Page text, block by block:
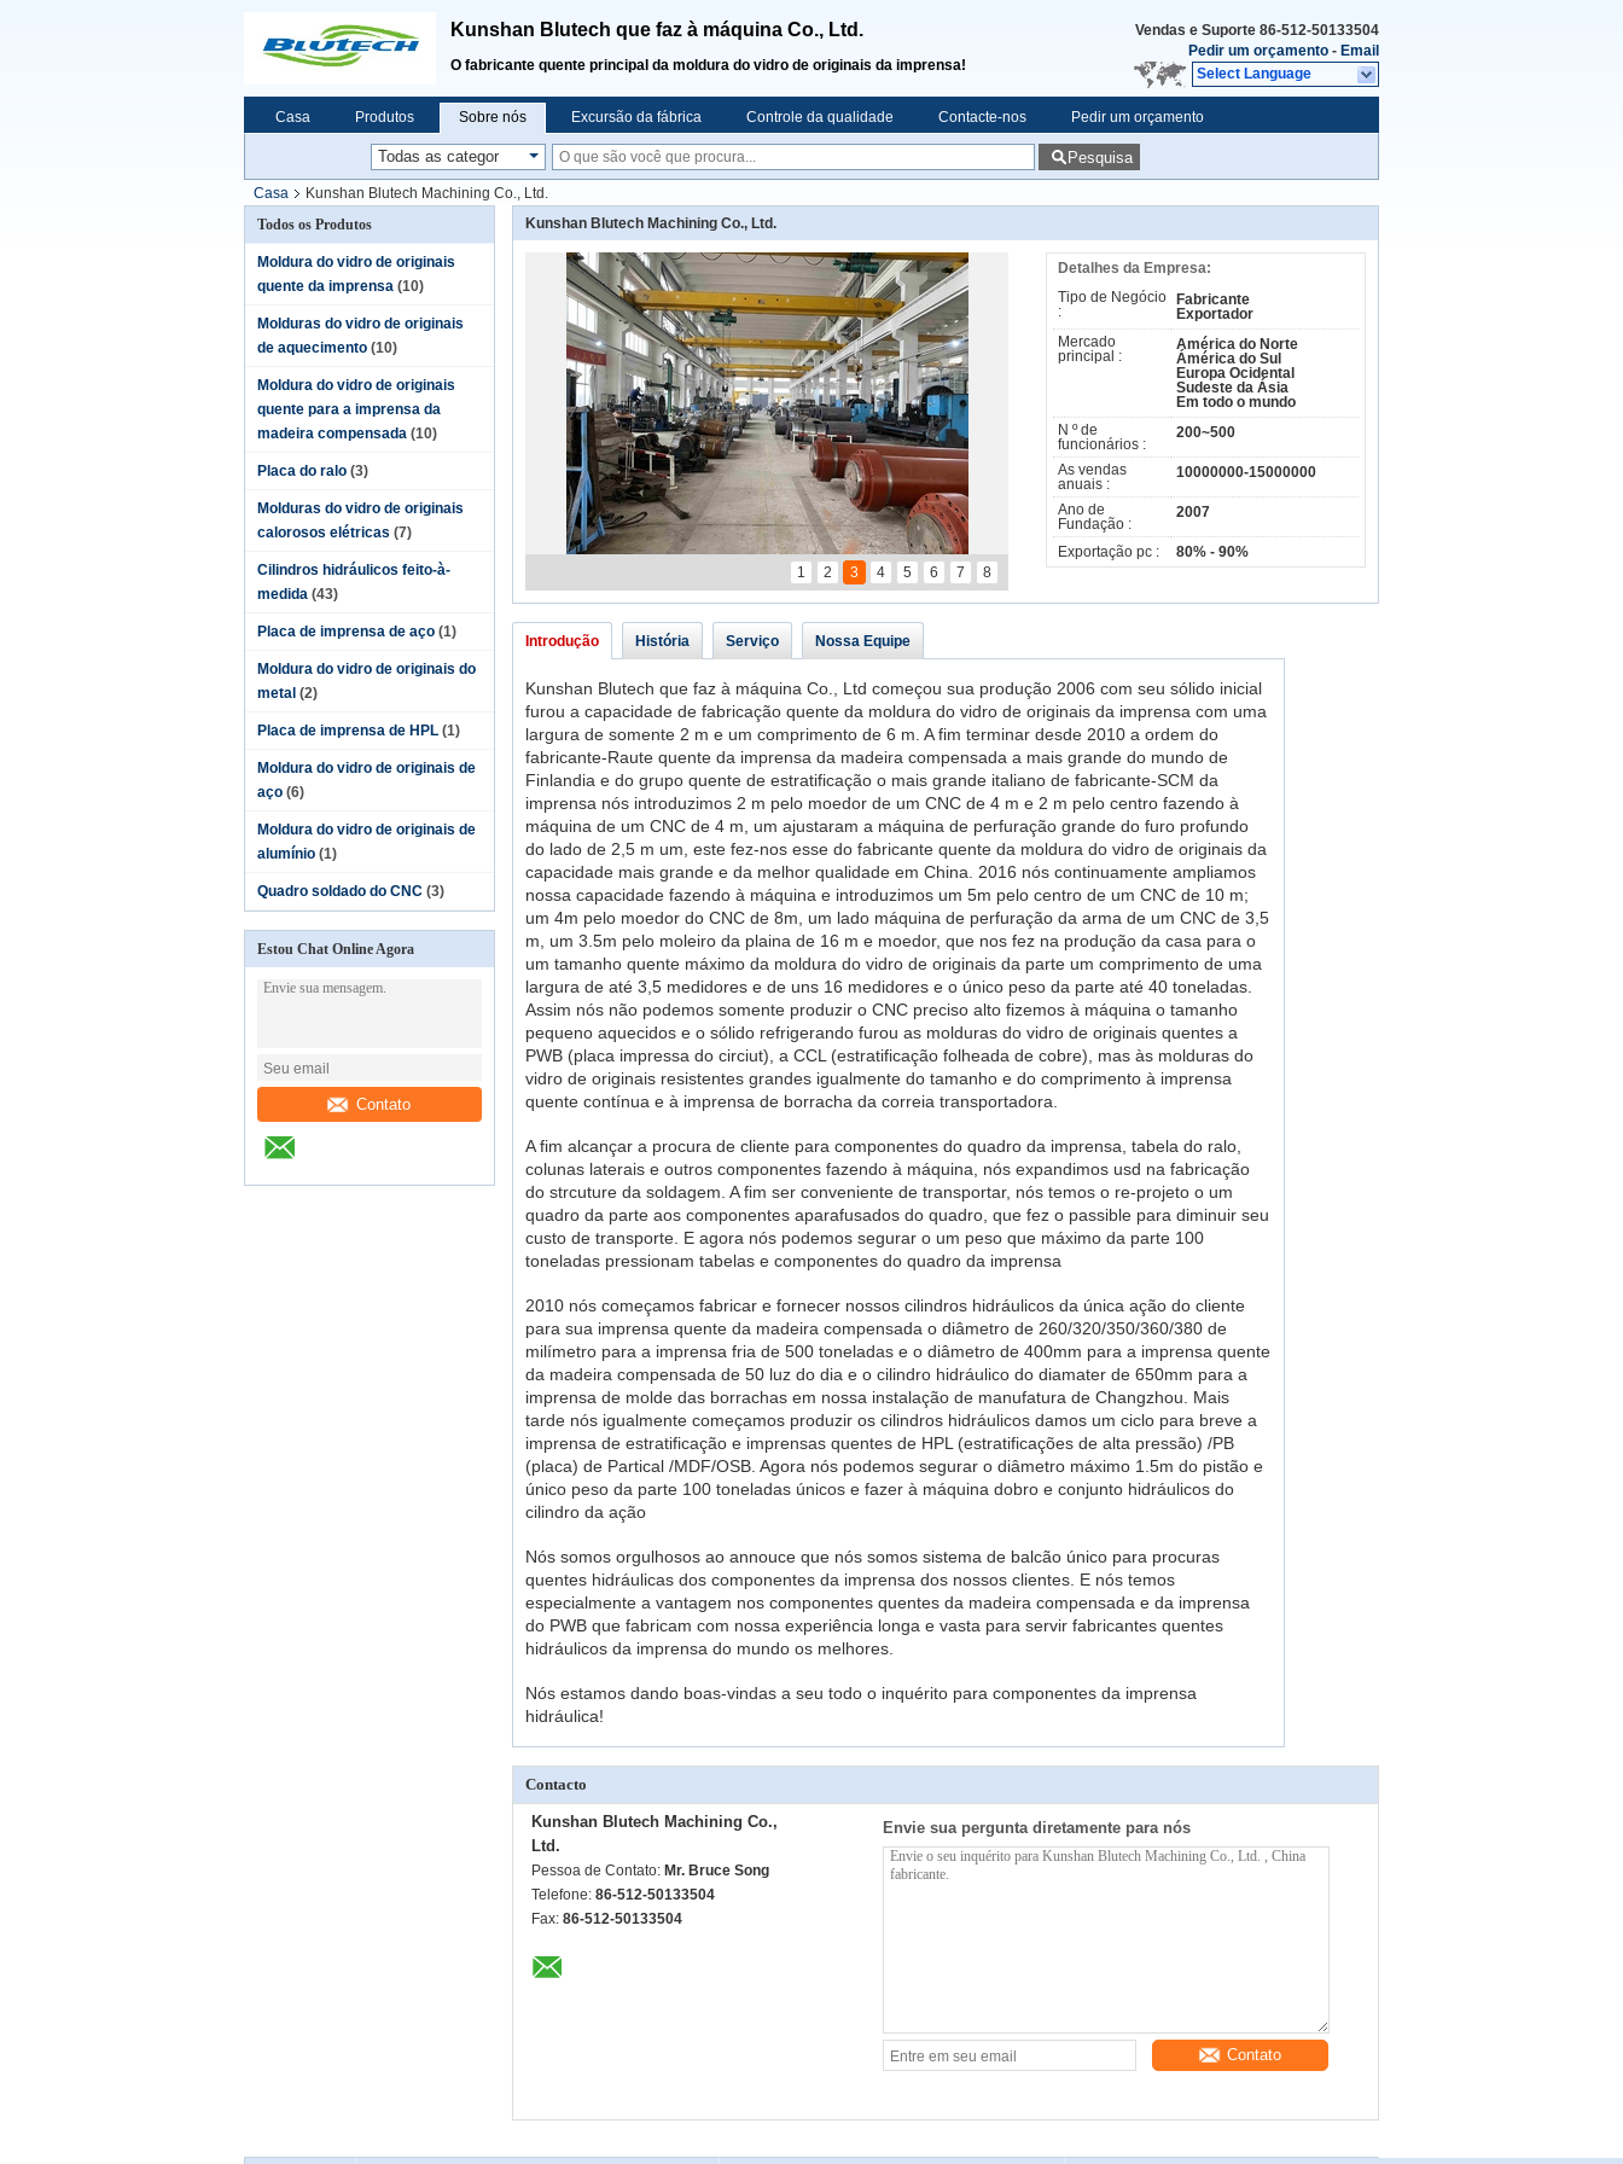
Kunshan Blutech que faz à máquina Co., Ltd.
O fabricante quente principal da moldura do vidro de originais da imprensa!
Vendas e Suporte 86-512-50133504
Pedir um orçamento - Email
Select Language
Casa Produtos Sobre nós Excursão da fábrica Controle da qualidade Contacte-nos Pedir um orçamento
Pesquisa
Casa
Kunshan Blutech Machining Co., Ltd.
Todos os Produtos
Moldura do vidro de originais
quente da imprensa (10)
Molduras do vidro de originais
de aquecimento (10)
Moldura do vidro de originais
quente para a imprensa da
madeira compensada (10)
Placa do ralo (3)
Molduras do vidro de originais
calorosos elétricas (7)
Cilindros hidráulicos feito-à-
medida (43)
Placa de imprensa de aço (1)
Moldura do vidro de originais do
metal (2)
Placa de imprensa de HPL (1)
Moldura do vidro de originais de
aço (6)
Moldura do vidro de originais de
alumínio (1)
Quadro soldado do CNC (3)
Estou Chat Online Agora
Contato
Kunshan Blutech Machining Co., Ltd.
1 2 3 4 5 6 7 8
Detalhes da Empresa:
Tipo de Negócio
:
Fabricante
Exportador
Mercado
principal :
América do Norte
Ámérica do Sul
Europa Ocidental
Sudeste da Ásia
Em todo o mundo
N º de
funcionários :
200~500
As vendas
anuais :
10000000-15000000
Ano de
Fundação :
2007
Exportação pc : 80% - 90%
Introdução História Serviço Nossa Equipe
Kunshan Blutech que faz à máquina Co., Ltd começou sua produção 2006 com seu sólido inicial
furou a capacidade de fabricação quente da moldura do vidro de originais da imprensa com uma
largura de somente 2 m e um comprimento de 6 m. A fim terminar desde 2010 a ordem do
fabricante-Raute quente da imprensa da madeira compensada a mais grande do mundo de
Finlandia e do grupo quente de estratificação o mais grande italiano de fabricante-SCM da
imprensa nós introduzimos 2 m pelo moedor de um CNC de 4 m e 2 m pelo centro fazendo à
máquina de um CNC de 4 m, um ajustaram a máquina de perfuração grande do furo profundo
do lado de 2,5 m um, este fez-nos esse do fabricante quente da moldura do vidro de originais da
capacidade mais grande e da melhor qualidade em China. 2016 nós continuamente ampliamos
nossa capacidade fazendo à máquina e introduzimos um 5m pelo centro de um CNC de 10 m;
um 4m pelo moedor do CNC de 8m, um lado máquina de perfuração da arma de um CNC de 3,5
m, um 3.5m pelo moleiro da plaina de 16 m e moedor, que nos fez na produção da casa para o
um tamanho quente máximo da moldura do vidro de originais da parte um comprimento de uma
largura de até 3,5 medidores e de uns 16 medidores e o único peso da parte até 40 toneladas.
Assim nós não podemos somente produzir o CNC preciso alto fizemos à máquina o tamanho
pequeno aquecidos e o sólido refrigerando furou as molduras do vidro de originais quentes a
PWB (placa impressa do circiut), a CCL (estratificação folheada de cobre), mas às molduras do
vidro de originais resistentes grandes igualmente do tamanho e do comprimento à imprensa
quente contínua e à imprensa de borracha da correia transportadora.
A fim alcançar a procura de cliente para componentes do quadro da imprensa, tabela do ralo,
colunas laterais e outros componentes fazendo à máquina, nós expandimos usd na fabricação
do strcuture da soldagem. A fim ser conveniente de transportar, nós temos o re-projeto o um
quadro da parte aos componentes aparafusados do quadro, que fez o passible para diminuir seu
custo de transporte. E agora nós podemos segurar o um peso que máximo da parte 100
toneladas pressionam tabelas e componentes do quadro da imprensa
2010 nós começamos fabricar e fornecer nossos cilindros hidráulicos da única ação do cliente
para sua imprensa quente da madeira compensada o diâmetro de 260/320/350/360/380 de
milímetro para a imprensa fria de 500 toneladas e o diâmetro de 400mm para a imprensa quente
da madeira compensada de 50 luz do dia e o cilindro hidráulico do diamater de 650mm para a
imprensa de molde das borrachas em nossa instalação de manufatura de Changzhou. Mais
tarde nós igualmente começamos produzir os cilindros hidráulicos damos um ciclo para breve a
imprensa de estratificação e imprensas quentes de HPL (estratificações de alta pressão) /PB
(placa) de Partical /MDF/OSB. Agora nós podemos segurar o diâmetro máximo 1.5m do pistão e
único peso da parte 100 toneladas únicos e fazer à máquina dobro e conjunto hidráulicos do
cilindro da ação
Nós somos orgulhosos ao annouce que nós somos sistema de balcão único para procuras
quentes hidráulicas dos componentes da imprensa dos nossos clientes. E nós temos
especialmente a vantagem nos componentes quentes da madeira compensada e da imprensa
do PWB que fabricam com nossa experiência longa e vasta para servir fabricantes quentes
hidráulicos da imprensa do mundo os melhores.
Nós estamos dando boas-vindas a seu todo o inquérito para componentes da imprensa
hidráulica!
Contacto
Kunshan Blutech Machining Co.,
Ltd.
Pessoa de Contato: Mr. Bruce Song
Telefone: 86-512-50133504
Fax: 86-512-50133504
Envie sua pergunta diretamente para nós
Contato